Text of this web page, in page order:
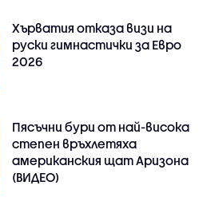
Хърватия отказа визи на
руски гимнастички за Евро
2026
Пясъчни бури от най-висока
степен връхлетяха
американския щат Аризона
(ВИДЕО)